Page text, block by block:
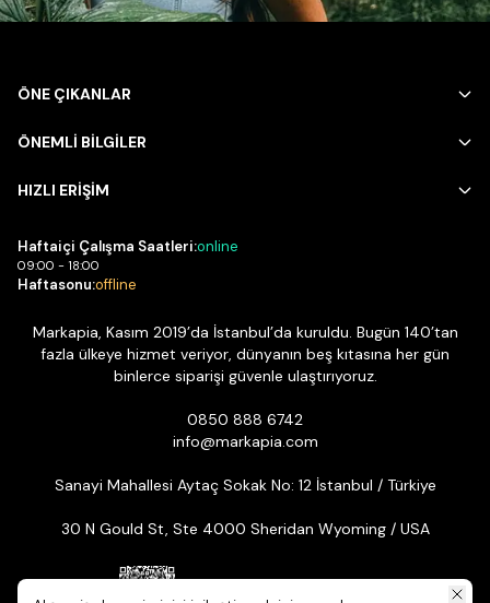
ÖNE ÇIKANLAR
ÖNEMLİ BİLGİLER
HIZLI ERİŞİM
Haftaiçi Çalışma Saatleri:online
09:00 - 18:00
Haftasonu:offline
Markapia, Kasım 2019’da İstanbul’da kuruldu. Bugün 140’tan
fazla ülkeye hizmet veriyor, dünyanın beş kıtasına her gün
binlerce siparişi güvenle ulaştırıyoruz.
0850 888 6742
info@markapia.com
Sanayi Mahallesi Aytaç Sokak No: 12 İstanbul / Türkiye
30 N Gould St, Ste 4000 Sheridan Wyoming / USA